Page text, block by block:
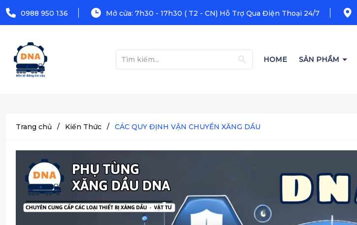
0988 950 136 Mở cửa: 7h30 - 17h30 ( T2 - CN) Hỗ Trợ Qua Điện Thoại 24/7
HOME SẢN PHẨM
Trang chủ / Kiến Thức / CÁC QUY ĐỊNH VẬN CHUYỂN XĂNG DẦU